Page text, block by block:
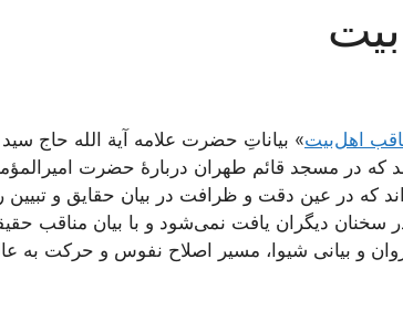
اهل‌بیت» بیاناتِ حضرت علامه آیة الله حاج
در مسجد قائم طهران دربارۀ حضرت
که در عین دقت و ظرافت در بیان حقایق و
دیگران یافت نمی‌شود و با بیان مناقب
و بیانی شیوا، مسیر اصلاح نفوس و حرکت به